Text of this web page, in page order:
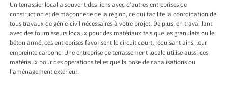
Un terrassier local a souvent des liens avec d’autres entreprises de
construction et de maçonnerie de la région, ce qui facilite la coordination de
tous travaux de génie-civil nécessaires à votre projet. De plus, en travaillant
avec des fournisseurs locaux pour des matériaux tels que les granulats ou le
béton armé, ces entreprises favorisent le circuit court, réduisant ainsi leur
empreinte carbone. Une entreprise de terrassement locale utilise aussi ces
matériaux pour des opérations telles que la pose de canalisations ou
l’aménagement extérieur.